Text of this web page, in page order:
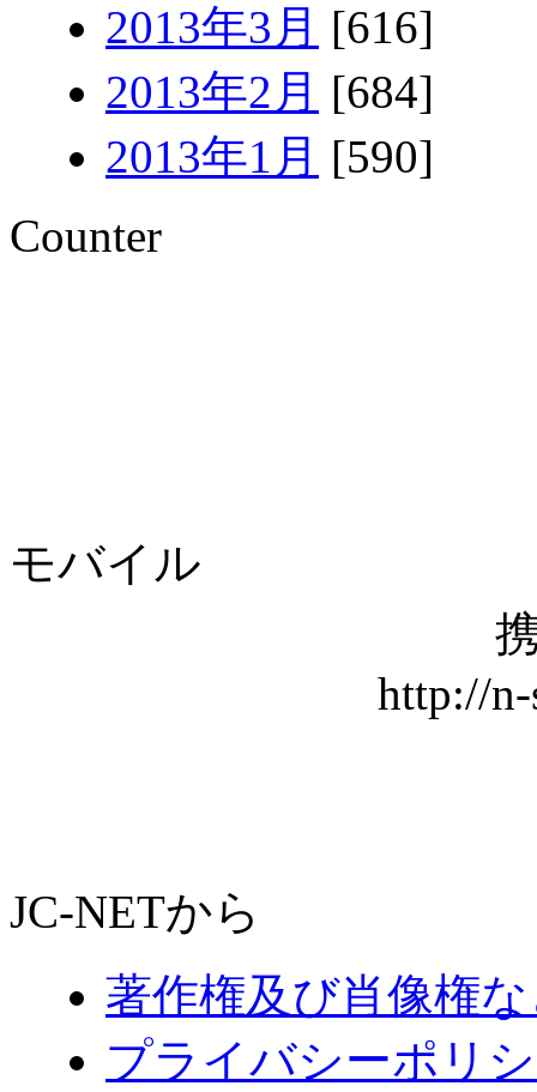
2013年3月 [616]
2013年2月 [684]
2013年1月 [590]
Counter
モバイル
http://
JC-NETから
著作権及び肖像権
プライバシーポリ